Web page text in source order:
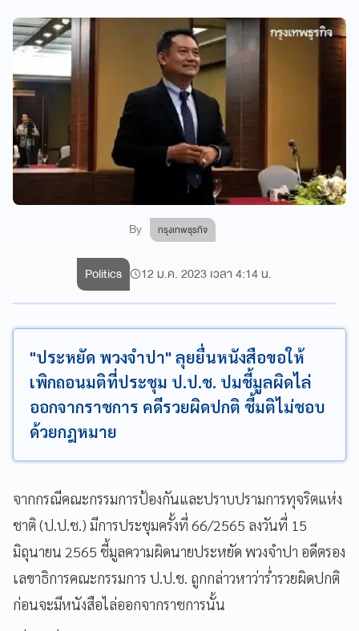
By กรุงเทพธุรกิจ
Politics 12 ม.ค. 2023 เวลา 4:14 น.
"ประหยัด พวงจำปา" ลุยยื่นหนังสือขอให้
เพิกถอนมติที่ประชุม ป.ป.ช. ปมชี้มูลผิดไล่
ออกจากราชการ คดีรวยผิดปกติ ชี้มติไม่ชอบ
ด้วยกฎหมาย
จากกรณีคณะกรรมการป้องกันและปราบปรามการทุจริตแห่ง
ชาติ (ป.ป.ช.) มีการประชุมครั้งที่ 66/2565 ลงวันที่ 15
มิถุนายน 2565 ชี้มูลความผิดนายประหยัด พวงจำปา อดีตรอง
เลขาธิการคณะกรรมการ ป.ป.ช. ถูกกล่าวหาว่าร่ำรวยผิดปกติ
ก่อนจะมีหนังสือไล่ออกจากราชการนั้น